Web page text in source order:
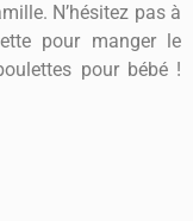
N’hésitez pas à
pour manger le
pour bébé !